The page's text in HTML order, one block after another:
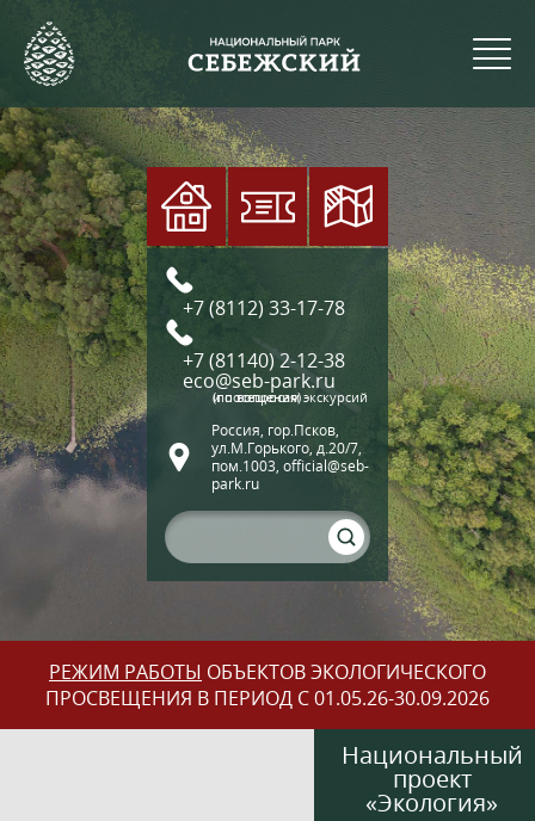
+7 (8112) 33-17-78
+7 (81140) 2-12-38
eco@seb-park.ru
(по вопросам экскурсий и посещения)
Россия, гор.Псков,
ул.М.Горького, д.20/7,
пом.1003, official@seb-
park.ru
РЕЖИМ РАБОТЫ ОБЪЕКТОВ ЭКОЛОГИЧЕСКОГО
ПРОСВЕЩЕНИЯ В ПЕРИОД С 01.05.26-30.09.2026
Национальный
проект
«Экология»